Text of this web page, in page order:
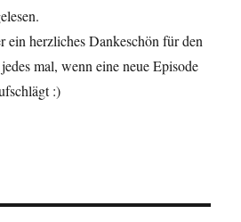
ein herzliches Dankeschön für den
mal, wenn eine neue Episode
:)